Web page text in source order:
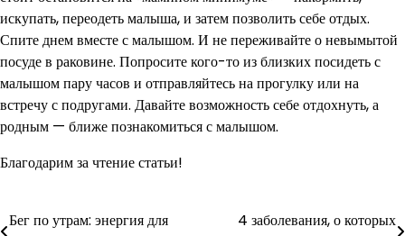
искупать, переодеть малыша, и затем позволить себе отдых.
Спите днем вместе с малышом. И не переживайте о невымытой
посуде в раковине. Попросите кого-то из близких посидеть с
малышом пару часов и отправляйтесь на прогулку или на
встречу с подругами. Давайте возможность себе отдохнуть, а
родным — ближе познакомиться с малышом.
Благодарим за чтение статьи!
Навигация
Бег по утрам: энергия для
4 заболевания, о которых